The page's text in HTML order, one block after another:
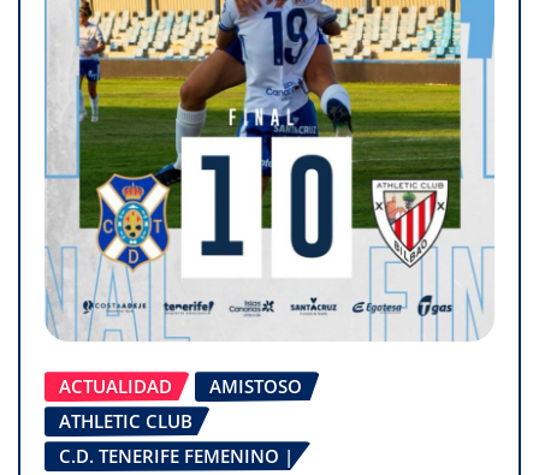
ACTUALIDAD
AMISTOSO
ATHLETIC CLUB
C.D. TENERIFE FEMENINO |